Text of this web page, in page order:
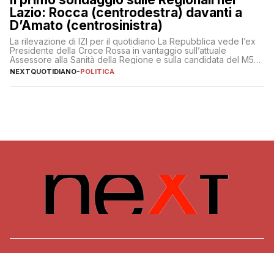
Lazio: Rocca (centrodestra) davanti a
D’Amato (centrosinistra)
La rilevazione di IZI per il quotidiano La Repubblica vede l’ex
Presidente della Croce Rossa in vantaggio sull’attuale
Assessore alla Sanità della Regione e sulla candidata del M5S
Donatella Bianchi
NEXTQUOTIDIANO-POLITICA